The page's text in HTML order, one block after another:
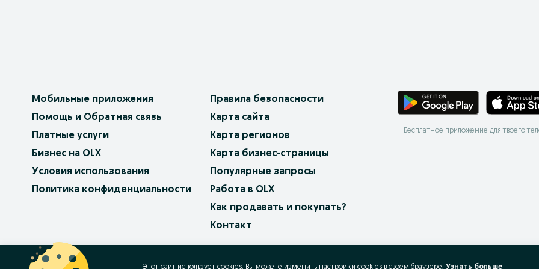
Мобильные приложения
Помощь и Обратная связь
Платные услуги
Бизнес на OLX
Условия использования
Политика конфиденциальности
Правила безопасности
Карта сайта
Карта регионов
Карта бизнес-страницы
Популярные запросы
Работа в OLX
Как продавать и покупать?
Контакт
Бесплатное приложение для твоего
OLX.bg
Этот сайт использует cookies. Вы можете изменить настройки cookies в своeм браузере. Узнать больше